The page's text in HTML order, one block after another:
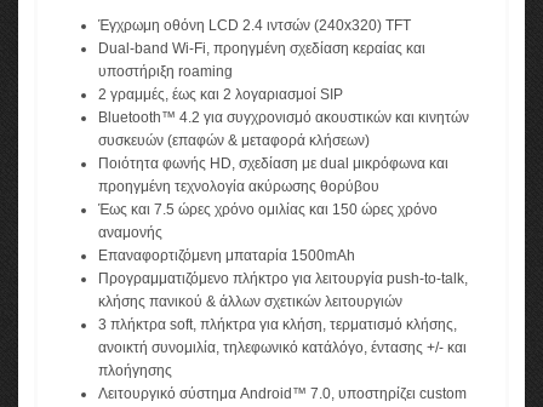
Έγχρωμη οθόνη LCD 2.4 ιντσών (240x320) TFT
Dual-band Wi-Fi, προηγμένη σχεδίαση κεραίας και
υποστήριξη roaming
2 γραμμές, έως και 2 λογαριασμοί SIP
Bluetooth™ 4.2 για συγχρονισμό ακουστικών και κινητών
συσκευών (επαφών & μεταφορά κλήσεων)
Ποιότητα φωνής HD, σχεδίαση με dual μικρόφωνα και
προηγμένη τεχνολογία ακύρωσης θορύβου
Έως και 7.5 ώρες χρόνο ομιλίας και 150 ώρες χρόνο
αναμονής
Επαναφορτιζόμενη μπαταρία 1500mAh
Προγραμματιζόμενο πλήκτρο για λειτουργία push-to-talk,
κλήσης πανικού & άλλων σχετικών λειτουργιών
3 πλήκτρα soft, πλήκτρα για κλήση, τερματισμό κλήσης,
ανοικτή συνομιλία, τηλεφωνικό κατάλόγο, έντασης +/- και
πλοήγησης
Λειτουργικό σύστημα Android™ 7.0, υποστηρίζει custom